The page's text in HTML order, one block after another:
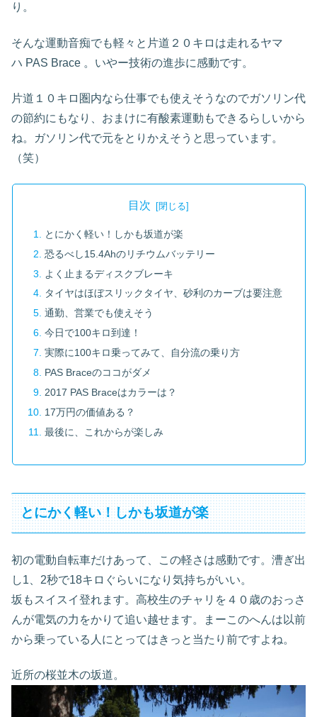
り。
そんな運動音痴でも軽々と片道２０キロは走れるヤマ
ハ PAS Brace 。いやー技術の進歩に感動です。
片道１０キロ圏内なら仕事でも使えそうなのでガソリン代
の節約にもなり、おまけに有酸素運動もできるらしいから
ね。ガソリン代で元をとりかえそうと思っています。
（笑）
目次
とにかく軽い！しかも坂道が楽
恐るべし15.4Ahのリチウムバッテリー
よく止まるディスクブレーキ
タイヤはほぼスリックタイヤ、砂利のカーブは要注意
通勤、営業でも使えそう
今日で100キロ到達！
実際に100キロ乗ってみて、自分流の乗り方
PAS Braceのココがダメ
2017 PAS Braceはカラーは？
17万円の価値ある？
最後に、これからが楽しみ
とにかく軽い！しかも坂道が楽
初の電動自転車だけあって、この軽さは感動です。漕ぎ出
し1、2秒で18キロぐらいになり気持ちがいい。
坂もスイスイ登れます。高校生のチャリを４０歳のおっさ
んが電気の力をかりて追い越せます。まーこのへんは以前
から乗っている人にとってはきっと当たり前ですよね。
近所の桜並木の坂道。